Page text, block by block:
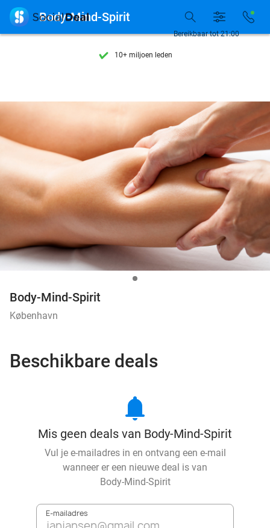
7 dagen per week beschikbaar
10+ miljoen leden
7 dagen per week beschikbaar
10+ miljoen leden
Bereikbaar tot 21:00
 Body-Mind-Spirit
Body-Mind-Spirit
København
Beschikbare deals
notifications
Mis geen deals van Body-Mind-Spirit
Vul je e-mailadres in en ontvang een e-mail
wanneer er een nieuwe deal is van
Body-Mind-Spirit
E-mailadres